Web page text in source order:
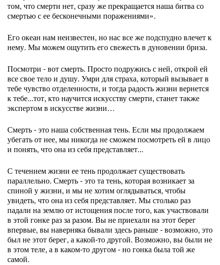
том, что смерти нет, сразу же прекращается наша битва со
смертью с ее бесконечными поражениями».
Его океан нам неизвестен, но нас все же подспудно влечет к
нему. Мы можем ощутить его свежесть в дуновении бриза.
Посмотри - вот смерть. Просто подружись с ней, открой ей
все свое тело и душу. Умри для страха, который вызывает в
тебе чувство отделенности, и тогда радость жизни вернется
к тебе...тот, кто научится искусству смерти, станет также
экспертом в искусстве жизни…
Смерть - это наша собственная тень. Если мы продолжаем
убегать от нее, мы никогда не сможем посмотреть ей в лицо
и понять, что она из себя представляет...
С течением жизни ее тень продолжает существовать
параллельно. Смерть - это та тень, которая возникает за
спиной у жизни, и мы не хотим оглядываться, чтобы
увидеть, что она из себя представляет. Мы столько раз
падали на землю от истощения после того, как участвовали
в этой гонке раз за разом. Вы не приехали на этот берег
впервые, вы наверняка бывали здесь раньше - возможно, это
был не этот берег, а какой-то другой. Возможно, вы были не
в этом теле, а в каком-то другом - но гонка была той же
самой.